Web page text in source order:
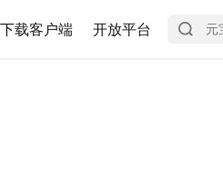
下载客户端 开放平台